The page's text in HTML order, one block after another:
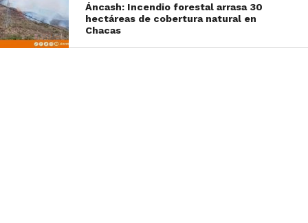
Áncash: Incendio forestal arrasa 30
hectáreas de cobertura natural en
Chacas